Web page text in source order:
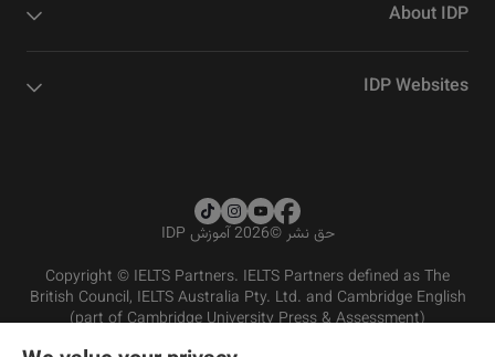
About IDP
IDP Websites
حق نشر©2026 آموزش IDP
Copyright © IELTS Partners. IELTS Partners defined as The
British Council, IELTS Australia Pty. Ltd. and Cambridge English
(part of Cambridge University Press & Assessment)